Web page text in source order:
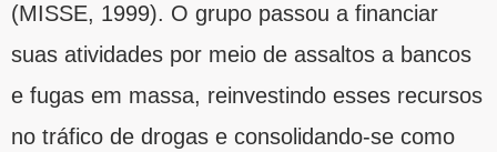
(MISSE, 1999). O grupo passou a financiar
suas atividades por meio de assaltos a bancos
e fugas em massa, reinvestindo esses recursos
no tráfico de drogas e consolidando-se como